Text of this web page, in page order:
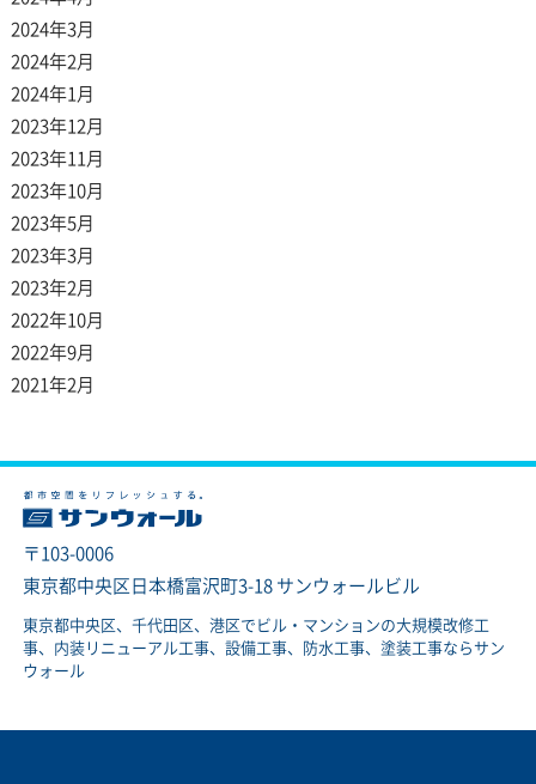
2024年3月
2024年2月
2024年1月
2023年12月
2023年11月
2023年10月
2023年5月
2023年3月
2023年2月
2022年10月
2022年9月
2021年2月
〒103-0006
東京都中央区日本橋富沢町3-18 サンウォールビル
東京都中央区、千代田区、港区でビル・マンションの大規模改修工
事、内装リニューアル工事、設備工事、防水工事、塗装工事ならサン
ウォール